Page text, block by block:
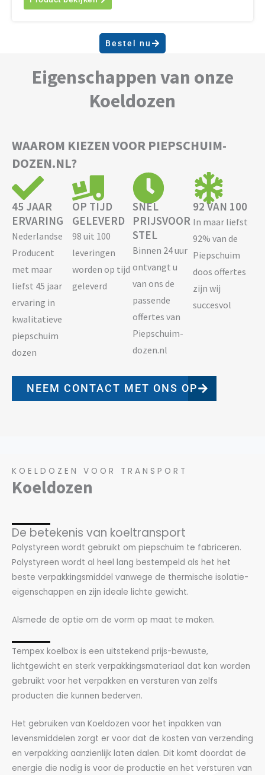
Bestel nu
Eigenschappen van onze
Koeldozen
WAAROM KIEZEN VOOR PIEPSCHUIM-
DOZEN.NL?
45 JAAR
ERVARING
Nederlandse
Producent
met maar
liefst 45 jaar
ervaring in
kwalitatieve
piepschuim
dozen
OP TIJD
GELEVERD
98 uit 100
leveringen
worden op tijd
geleverd
SNEL
PRIJSVOOR
STEL
Binnen 24 uur
ontvangt u
van ons de
passende
offertes van
Piepschuim-
dozen.nl
92 VAN 100
In maar liefst
92% van de
Piepschuim
doos offertes
zijn wij
succesvol
NEEM CONTACT MET ONS OP
KOELDOZEN VOOR TRANSPORT
Koeldozen
De betekenis van koeltransport
Polystyreen wordt gebruikt om piepschuim te fabriceren.
Polystyreen wordt al heel lang bestempeld als het het
beste verpakkingsmiddel vanwege de thermische isolatie-
eigenschappen en zijn ideale lichte gewicht.
Alsmede de optie om de vorm op maat te maken.
Tempex koelbox is een uitstekend prijs-bewuste,
lichtgewicht en sterk verpakkingsmateriaal dat kan worden
gebruikt voor het verpakken en versturen van zelfs
producten die kunnen bederven.
Het gebruiken van Koeldozen voor het inpakken van
levensmiddelen zorgt er voor dat de kosten van verzending
en verpakking aanzienlijk laten dalen. Dit komt doordat de
energie die nodig is voor de productie en het versturen van